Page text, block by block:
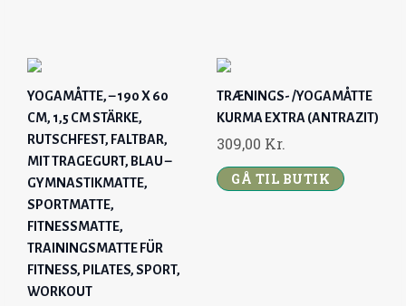
YOGAMÅTTE, – 190 X 60
CM, 1,5 CM STÄRKE,
RUTSCHFEST, FALTBAR,
MIT TRAGEGURT, BLAU –
GYMNASTIKMATTE,
SPORTMATTE,
FITNESSMATTE,
TRAININGSMATTE FÜR
FITNESS, PILATES, SPORT,
WORKOUT
TRÆNINGS- /YOGAMÅTTE
KURMA EXTRA (ANTRAZIT)
309,00 Kr.
GÅ TIL BUTIK